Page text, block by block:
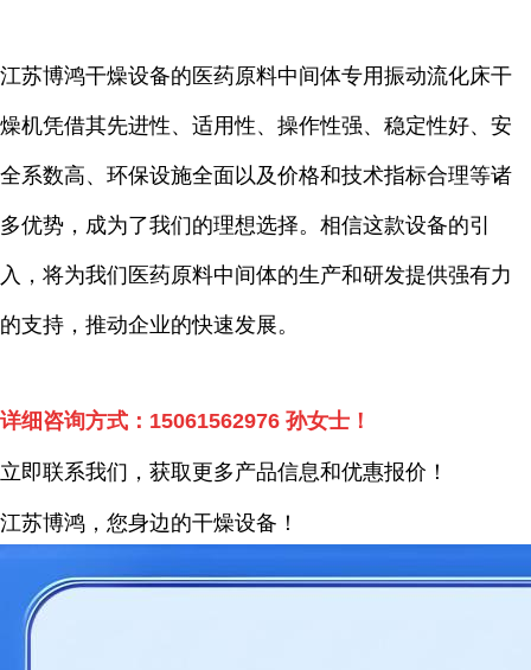
江苏博鸿干燥设备的医药原料中间体专用振动流化床干
燥机凭借其先进性、适用性、操作性强、稳定性好、安
全系数高、环保设施全面以及价格和技术指标合理等诸
多优势，成为了我们的理想选择。相信这款设备的引
入，将为我们医药原料中间体的生产和研发提供强有力
的支持，推动企业的快速发展。
详细咨询方式： 15061562976 孙女士！
立即联系我们，获取更多产品信息和优惠报价！
江苏博鸿，您身边的干燥设备 ！